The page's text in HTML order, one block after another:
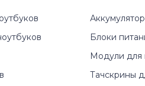
Блоки
Модули для
Тачскрины